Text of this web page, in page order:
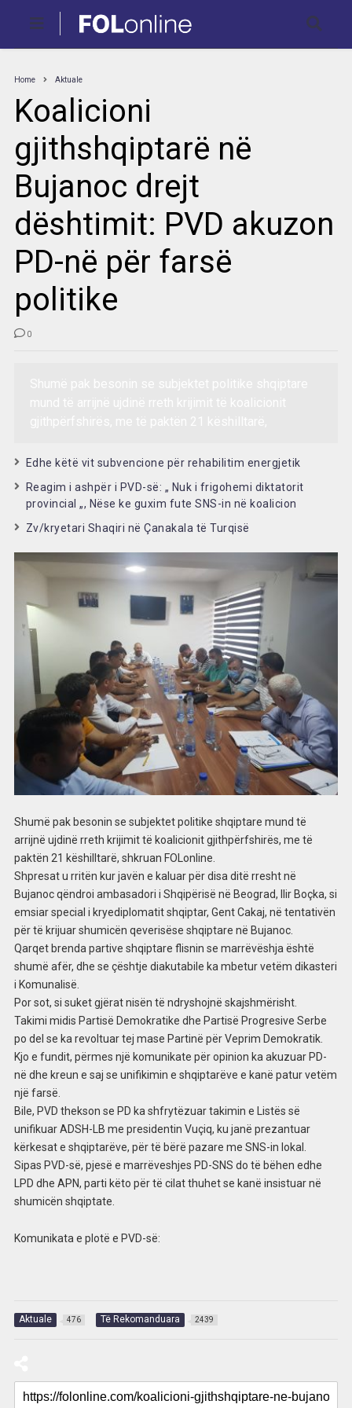
Home Aktuale
Koalicioni
gjithshqiptarë në
Bujanoc drejt
dështimit: PVD akuzon
PD-në për farsë
politike
0
Edhe këtë vit subvencione për rehabilitim energjetik
Reagim i ashpër i PVD-së: „ Nuk i frigohemi diktatorit
provincial „, Nëse ke guxim fute SNS-in në koalicion
Zv/kryetari Shaqiri në Çanakala të Turqisë
Shumë pak besonin se subjektet politike shqiptare mund të
arrijnë ujdinë rreth krijimit të koalicionit gjithpërfshirës, me të
paktën 21 këshilltarë, shkruan FOLonline.
Shpresat u rritën kur javën e kaluar për disa ditë rresht në
Bujanoc qëndroi ambasadori i Shqipërisë në Beograd, Ilir Boçka, si
emsiar special i kryediplomatit shqiptar, Gent Cakaj, në tentativën
për të krijuar shumicën qeverisëse shqiptare në Bujanoc.
Qarqet brenda partive shqiptare flisnin se marrëvëshja është
shumë afër, dhe se çështje diakutabile ka mbetur vetëm dikasteri
i Komunalisë.
Por sot, si suket gjërat nisën të ndryshojnë skajshmërisht.
Takimi midis Partisë Demokratike dhe Partisë Progresive Serbe
po del se ka revoltuar tej mase Partinë për Veprim Demokratik.
Kjo e fundit, përmes një komunikate për opinion ka akuzuar PD-
në dhe kreun e saj se unifikimin e shqiptarëve e kanë patur vetëm
një farsë.
Bile, PVD thekson se PD ka shfrytëzuar takimin e Listës së
unifikuar ADSH-LB me presidentin Vuçiq, ku janë prezantuar
kërkesat e shqiptarëve, për të bërë pazare me SNS-in lokal.
Sipas PVD-së, pjesë e marrëveshjes PD-SNS do të bëhen edhe
LPD dhe APN, parti këto për të cilat thuhet se kanë insistuar në
shumicën shqiptate.
Komunikata e plotë e PVD-së:
Aktuale 476 Të Rekomanduara 2439